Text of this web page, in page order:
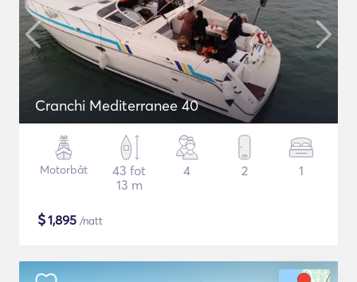
Cranchi Mediterranee 40
Motorbåt
43 fot
13 m
4 2 1
$1,895 /natt